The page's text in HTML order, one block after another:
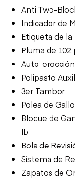
Anti Two-
Indicador de
Etiqueta de la
Pluma de 102
Auto-erección
Polipasto
3er Tambor
Polea de Gallo
Bloque de
lb
Bola de
Sistema de
Zapatos de